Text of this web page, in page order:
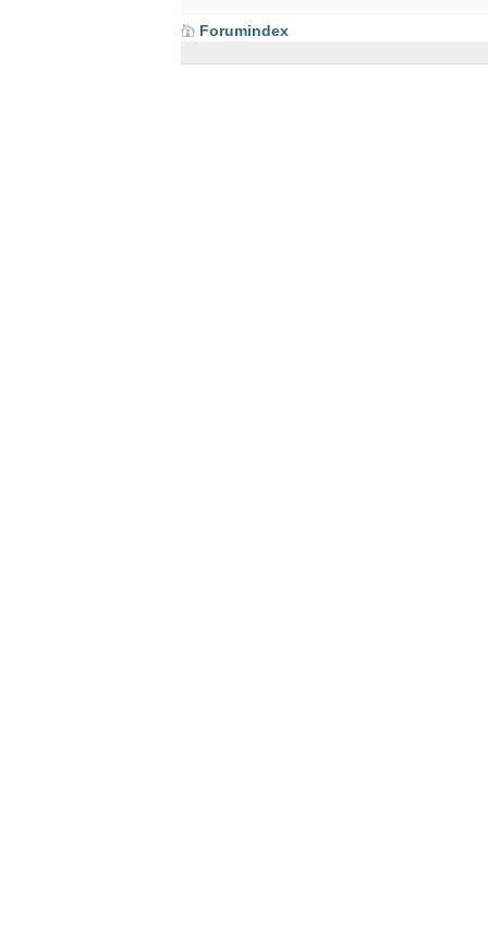
Forumindex